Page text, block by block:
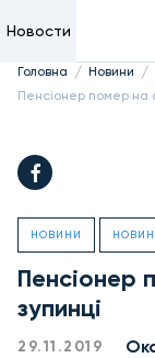
Новости
Головна / Новини /
Пенсіонер помер на
НОВИНИ
Пенсіонер
зупинці
29.11.2019